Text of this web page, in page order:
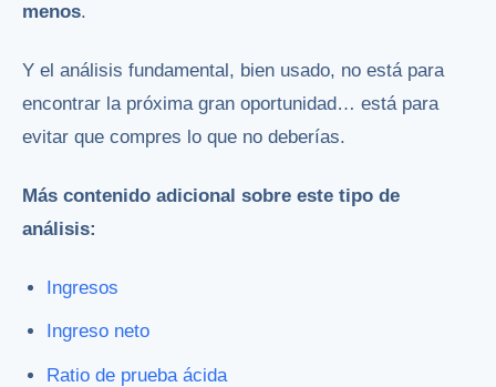
menos.
Y el análisis fundamental, bien usado, no está para
encontrar la próxima gran oportunidad… está para
evitar que compres lo que no deberías.
Más contenido adicional sobre este tipo de
análisis:
Ingresos
Ingreso neto
Ratio de prueba ácida